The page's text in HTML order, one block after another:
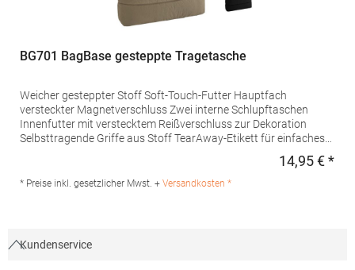
BG701 BagBase gesteppte Tragetasche
Weicher gesteppter Stoff Soft-Touch-Futter Hauptfach
versteckter Magnetverschluss Zwei interne Schlupftaschen
Innenfutter mit verstecktem Reißverschluss zur Dekoration
Selbsttragende Griffe aus Stoff TearAway-Etikett für einfaches
Produktsicherheit: Herstellernummer:BG701Beechfield Brands
Futter: 100% Polyester
14,95 € *
* Preise inkl. gesetzlicher Mwst. + Versandkosten *
Kundenservice